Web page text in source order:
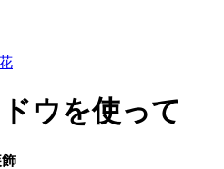
ウを使って